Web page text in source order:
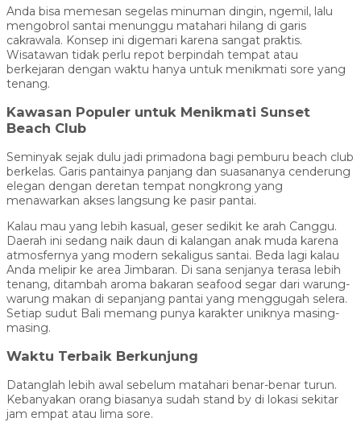
Anda bisa memesan segelas minuman dingin, ngemil, lalu
mengobrol santai menunggu matahari hilang di garis
cakrawala. Konsep ini digemari karena sangat praktis.
Wisatawan tidak perlu repot berpindah tempat atau
berkejaran dengan waktu hanya untuk menikmati sore yang
tenang.
Kawasan Populer untuk Menikmati Sunset
Beach Club
Seminyak sejak dulu jadi primadona bagi pemburu beach club
berkelas. Garis pantainya panjang dan suasananya cenderung
elegan dengan deretan tempat nongkrong yang
menawarkan akses langsung ke pasir pantai.
Kalau mau yang lebih kasual, geser sedikit ke arah Canggu.
Daerah ini sedang naik daun di kalangan anak muda karena
atmosfernya yang modern sekaligus santai. Beda lagi kalau
Anda melipir ke area Jimbaran. Di sana senjanya terasa lebih
tenang, ditambah aroma bakaran seafood segar dari warung-
warung makan di sepanjang pantai yang menggugah selera.
Setiap sudut Bali memang punya karakter uniknya masing-
masing.
Waktu Terbaik Berkunjung
Datanglah lebih awal sebelum matahari benar-benar turun.
Kebanyakan orang biasanya sudah stand by di lokasi sekitar
jam empat atau lima sore.